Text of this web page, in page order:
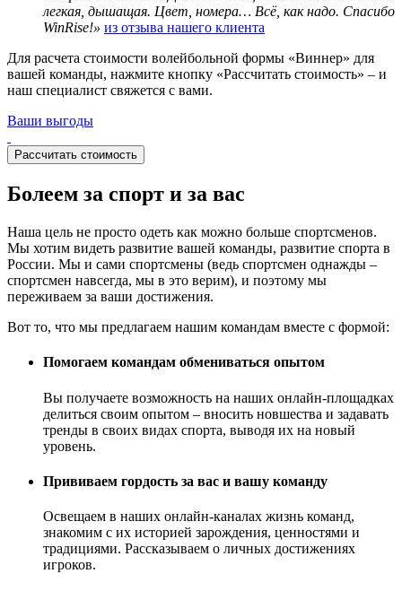
легкая, дышащая. Цвет, номера… Всё, как надо. Спасибо
WinRise!» из отзыва нашего клиента
Для расчета стоимости волейбольной формы «Виннер» для
вашей команды, нажмите кнопку «Рассчитать стоимость» – и
наш специалист свяжется с вами.
Ваши выгоды
Рассчитать стоимость
Болеем за спорт и за вас
Наша цель не просто одеть как можно больше спортсменов.
Мы хотим видеть развитие вашей команды, развитие спорта в
России. Мы и сами спортсмены (ведь спортсмен однажды –
спортсмен навсегда, мы в это верим), и поэтому мы
переживаем за ваши достижения.
Вот то, что мы предлагаем нашим командам вместе с формой:
Помогаем командам обмениваться опытом
Вы получаете возможность на наших онлайн-площадках
делиться своим опытом – вносить новшества и задавать
тренды в своих видах спорта, выводя их на новый
уровень.
Прививаем гордость за вас и вашу команду
Освещаем в наших онлайн-каналах жизнь команд,
знакомим с их историей зарождения, ценностями и
традициями. Рассказываем о личных достижениях
игроков.